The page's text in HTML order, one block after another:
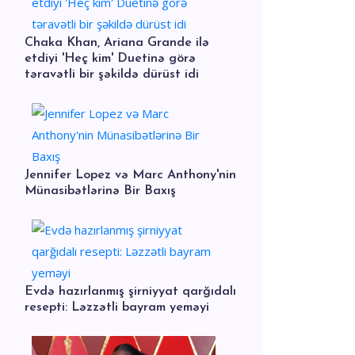
Chaka Khan, Ariana Grande ilə
etdiyi 'Heç kim' Duetinə görə
təravətli bir şəkildə dürüst idi
Jennifer Lopez və Marc Anthony'nin
Münasibətlərinə Bir Baxış
Evdə hazırlanmış şirniyyat qarğıdalı
resepti: Ləzzətli bayram yeməyi